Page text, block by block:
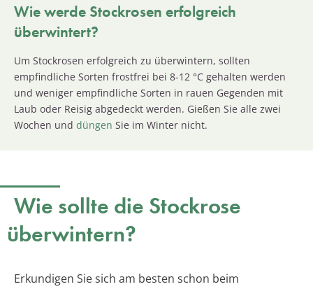
Wie werde Stockrosen erfolgreich
überwintert?
Um Stockrosen erfolgreich zu überwintern, sollten
empfindliche Sorten frostfrei bei 8-12 °C gehalten werden
und weniger empfindliche Sorten in rauen Gegenden mit
Laub oder Reisig abgedeckt werden. Gießen Sie alle zwei
Wochen und düngen Sie im Winter nicht.
Wie sollte die Stockrose
überwintern?
Erkundigen Sie sich am besten schon beim